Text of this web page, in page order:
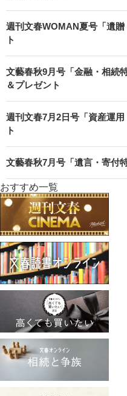
週刊文春WOMAN夏号「遺
ト
文藝春秋9月号「金融・相続
＆プレゼント
週刊文春7月2日号「資産運
ト
文藝春秋7月号「遺言・寄付
おすすめ一覧